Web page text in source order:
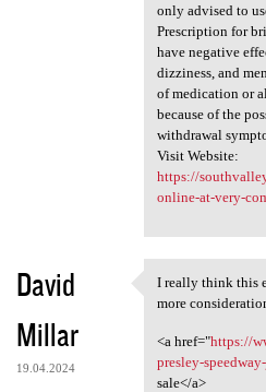
only advised to
Prescription for
have negative
dizziness, and
of medication or
because of the
withdrawal
Visit Website:
https://
online-at-very-
David
Millar
19.04.2024
I really think
I really think this
more
<a href="https://
presley-
sale</a>